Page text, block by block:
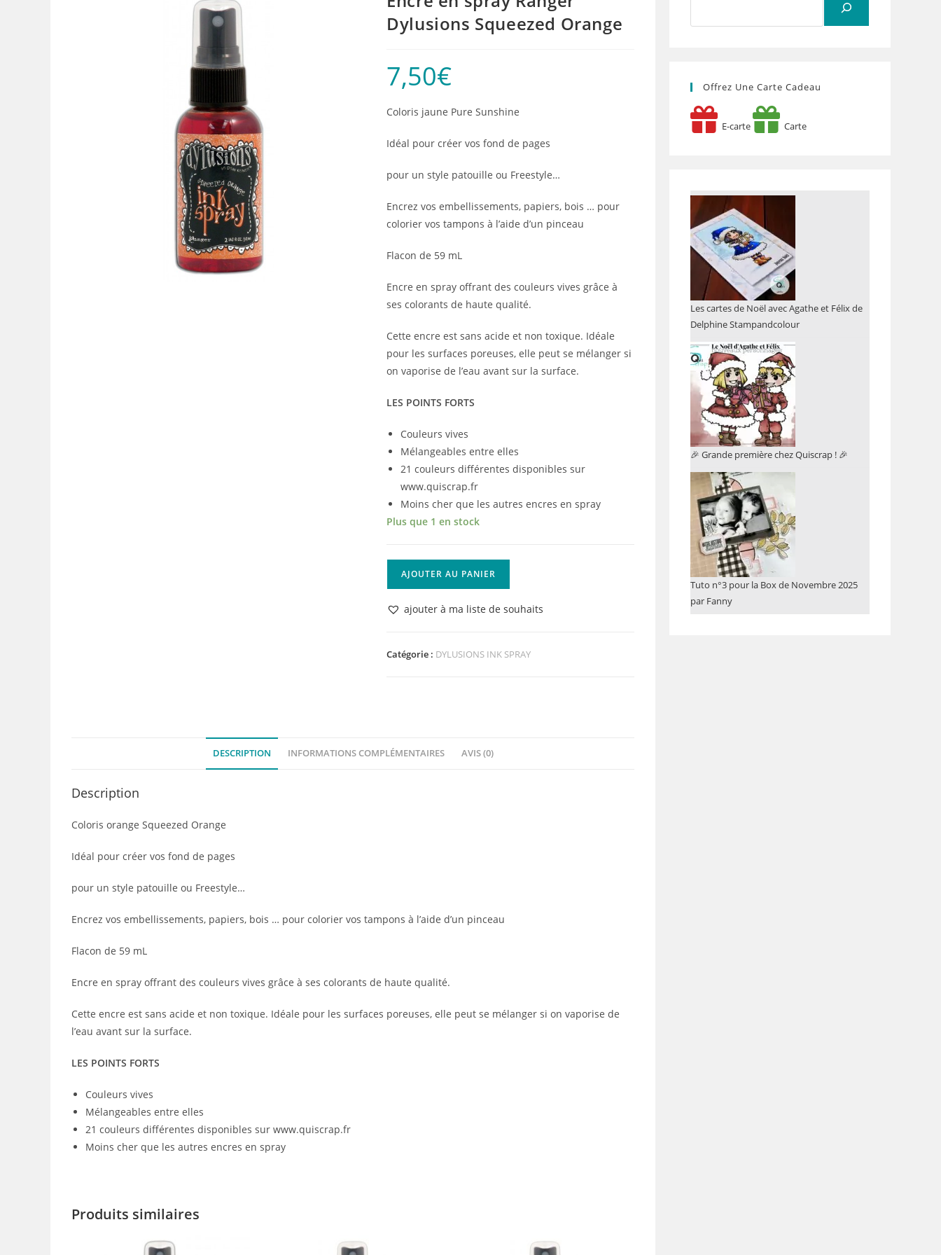
Dylusions Squeezed Orange
7,50€
Coloris jaune Pure Sunshine
Idéal pour créer vos fond de pages
pour un style patouille ou Freestyle…
Encrez vos embellissements, papiers, bois … pour
colorier vos tampons à l’aide d’un pinceau
Flacon de 59 mL
Encre en spray offrant des couleurs vives grâce à
ses colorants de haute qualité.
Cette encre est sans acide et non toxique. Idéale
pour les surfaces poreuses, elle peut se mélanger si
on vaporise de l’eau avant sur la surface.
LES POINTS FORTS
Couleurs vives
Mélangeables entre elles
21 couleurs différentes disponibles sur
www.quiscrap.fr
Moins cher que les autres encres en spray
Plus que 1 en stock
Encre
Ranger
AJOUTER AU PANIER
ajouter à ma liste de souhaits
Catégorie : DYLUSIONS INK SPRAY
DESCRIPTION INFORMATIONS COMPLÉMENTAIRES AVIS (0)
Description
Coloris orange Squeezed Orange
Idéal pour créer vos fond de pages
pour un style patouille ou Freestyle…
Encrez vos embellissements, papiers, bois … pour colorier vos tampons à l’aide d’un pinceau
Flacon de 59 mL
Encre en spray offrant des couleurs vives grâce à ses colorants de haute qualité.
Cette encre est sans acide et non toxique. Idéale pour les surfaces poreuses, elle peut se mélanger si on vaporise de
l’eau avant sur la surface.
LES POINTS FORTS
Couleurs vives
Mélangeables entre elles
21 couleurs différentes disponibles sur www.quiscrap.fr
Moins cher que les autres encres en spray
Produits similaires
Offrez Une Carte Cadeau
E-carte Carte
Les cartes de Noël avec Agathe et Félix de
Delphine Stampandcolour
🎉 Grande première chez Quiscrap ! 🎉
Tuto n°3 pour la Box de Novembre 2025
par Fanny